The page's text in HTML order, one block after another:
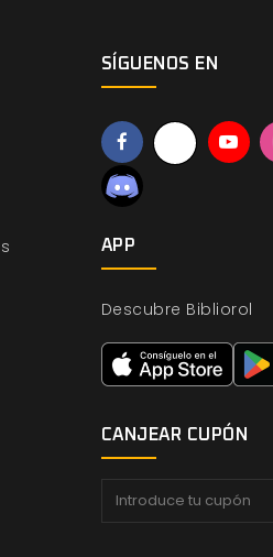
SÍGUENOS EN
APP
Descubre Bibliorol
CANJEAR CUPÓN